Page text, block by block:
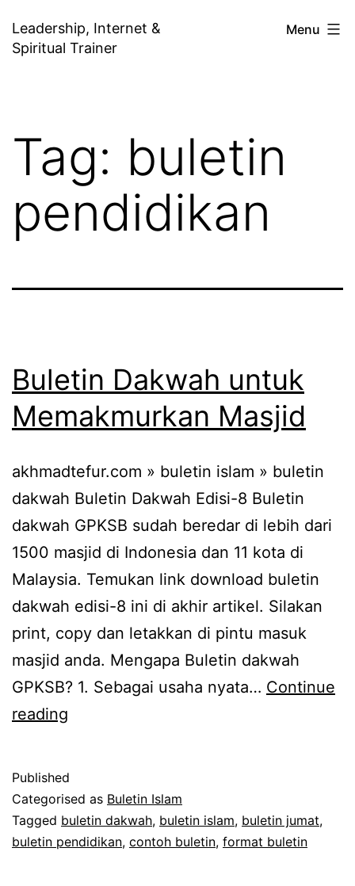
to
Leadership, Internet &
Spiritual Trainer
Menu
Tag: buletin
pendidikan
Buletin Dakwah untuk
Memakmurkan Masjid
akhmadtefur.com » buletin islam » buletin
dakwah Buletin Dakwah Edisi-8 Buletin
dakwah GPKSB sudah beredar di lebih dari
1500 masjid di Indonesia dan 11 kota di
Malaysia. Temukan link download buletin
dakwah edisi-8 ini di akhir artikel. Silakan
print, copy dan letakkan di pintu masuk
masjid anda. Mengapa Buletin dakwah
GPKSB? 1. Sebagai usaha nyata… Continue
reading
Memakmurkan
Masjid
Published
Categorised as Buletin Islam
Tagged buletin dakwah, buletin islam, buletin jumat,
buletin pendidikan, contoh buletin, format buletin